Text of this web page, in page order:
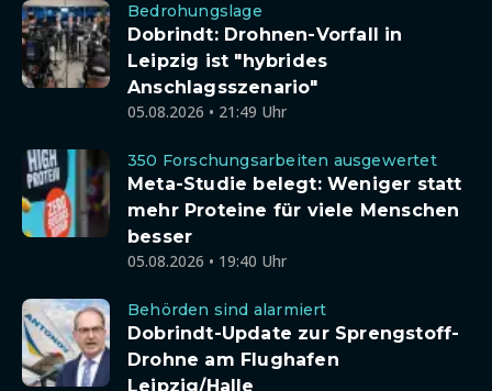
Bedrohungslage
Dobrindt: Drohnen-Vorfall in
Leipzig ist "hybrides
Anschlagsszenario"
05.08.2026 • 21:49 Uhr
350 Forschungsarbeiten ausgewertet
Meta-Studie belegt: Weniger statt
mehr Proteine für viele Menschen
besser
05.08.2026 • 19:40 Uhr
Behörden sind alarmiert
Dobrindt-Update zur Sprengstoff-
Drohne am Flughafen
Leipzig/Halle